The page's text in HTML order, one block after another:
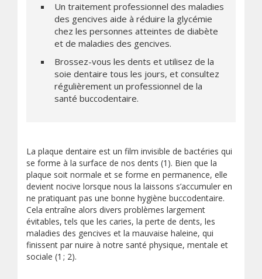
Un traitement professionnel des maladies
des gencives aide à réduire la glycémie
chez les personnes atteintes de diabète
et de maladies des gencives.
Brossez-vous les dents et utilisez de la
soie dentaire tous les jours, et consultez
régulièrement un professionnel de la
santé buccodentaire.
La plaque dentaire est un film invisible de bactéries qui
se forme à la surface de nos dents (1). Bien que la
plaque soit normale et se forme en permanence, elle
devient nocive lorsque nous la laissons s’accumuler en
ne pratiquant pas une bonne hygiène buccodentaire.
Cela entraîne alors divers problèmes largement
évitables, tels que les caries, la perte de dents, les
maladies des gencives et la mauvaise haleine, qui
finissent par nuire à notre santé physique, mentale et
sociale (1 ; 2).